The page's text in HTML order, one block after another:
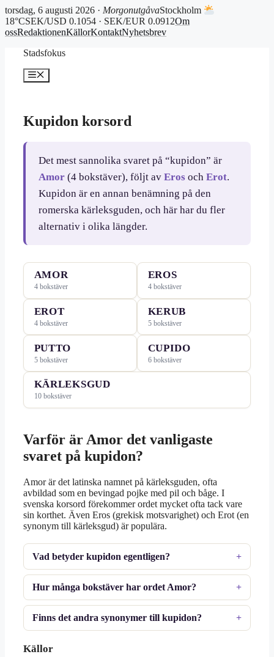
torsdag, 6 augusti 2026 · MorgonutgåvaStockholm
18°CSEK/USD 0.1054 · SEK/EUR 0.0912Om
ossRedaktionenKällorKontaktNyhetsbrev
Stadsfokus
Meny
Kupidon korsord
Det mest sannolika svaret på “kupidon” är
Amor(4 bokstäver), följt av Erosoch Erot.
Kupidon är en annan benämning på den
romerska kärleksguden, och här har du fler
alternativ i olika längder.
AMOR
4 bokstäver
EROS
4 bokstäver
EROT
4 bokstäver
KERUB
5 bokstäver
PUTTO
5 bokstäver
CUPIDO
6 bokstäver
KÄRLEKSGUD
10 bokstäver
Varför är Amor det vanligaste
svaret på kupidon?
Amor är det latinska namnet på kärleksguden, ofta
avbildad som en bevingad pojke med pil och båge. I
svenska korsord förekommer ordet mycket ofta tack vare
sin korthet. Även Eros (grekisk motsvarighet) och Erot (en
synonym till kärleksgud) är populära.
Vad betyder kupidon egentligen?
Hur många bokstäver har ordet Amor?
Finns det andra synonymer till kupidon?
Källor